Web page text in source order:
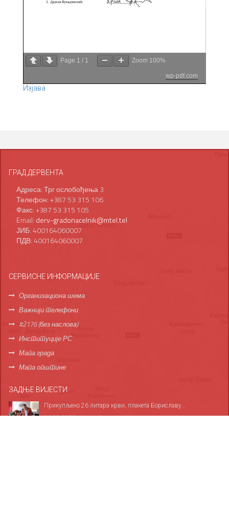
Page 1 / 1 Zoom 100%
wp-pdf.com
Изјава
ГРАД ДЕРВЕНТА
Адреса: Трг ослобођења 3
Телефон: +387 53 315 106
Факс: +387 53 315 105
Email: derv-gradonacelnik@mtel.tel
ЈИБ: 400164060007
ПДВ: 400164060007
СЕРВИСНЕ ИНФОРМАЦИЈЕ
Организациона шема
Важнији телефони
#2176 (без наслова)
Институције РС
Мапа града
Мапа општине
ЗАДЊЕ ВИЈЕСТИ
Прикупљено 26 литара крви, плакета Бориславу...
06.08.2026